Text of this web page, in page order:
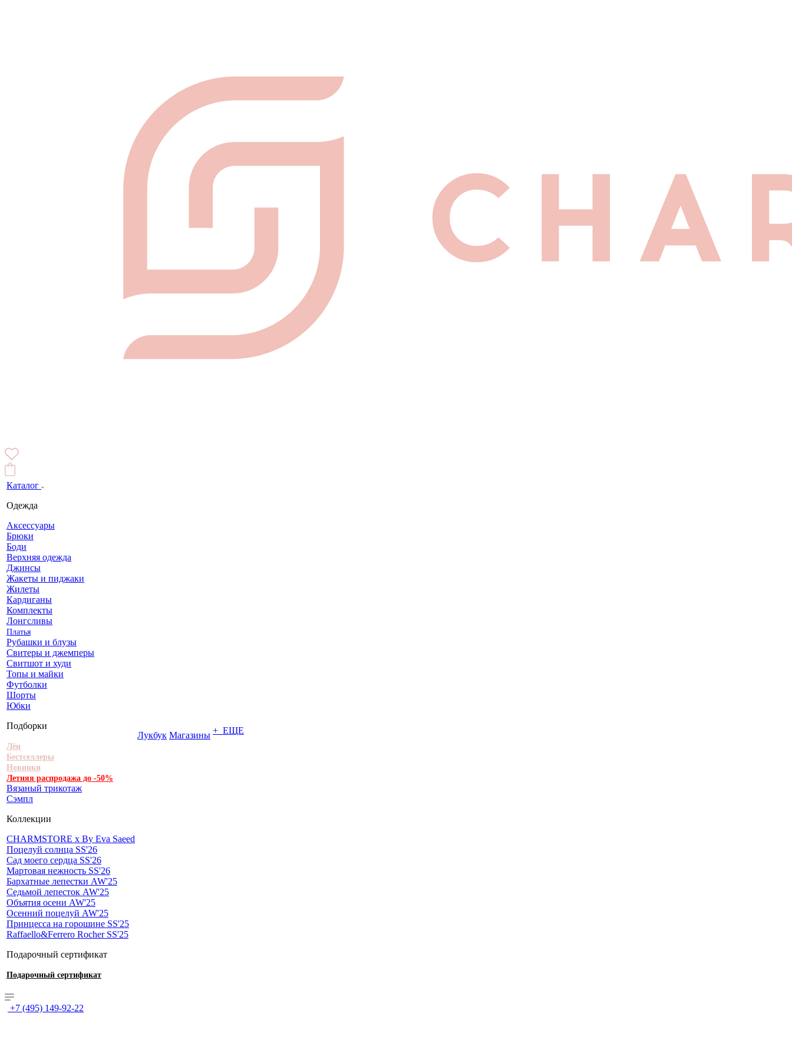
Каталог
Одежда
Аксессуары
Брюки
Боди
Верхняя одежда
Джинсы
Жакеты и пиджаки
Жилеты
Кардиганы
Комплекты
Лонгсливы
Платья
Рубашки и блузы
Свитеры и джемперы
Свитшот и худи
Топы и майки
Футболки
Шорты
Юбки
Подборки
Лён
Бестселлеры
Новинки
Летняя распродажа до -50%
Вязаный трикотаж
Сэмпл
Коллекции
CHARMSTORE х By Eva Saeed
Поцелуй солнца SS'26
Сад моего сердца SS'26
Мартовая нежность SS'26
Бархатные лепестки AW'25
Седьмой лепесток AW'25
Объятия осени AW'25
Осенний поцелуй AW'25
Принцесса на горошине SS'25
Raffaello&Ferrero Rocher SS'25
Подарочный сертификат
Подарочный сертификат
Лукбук Магазины + ЕЩЕ
+7 (495) 149-92-22